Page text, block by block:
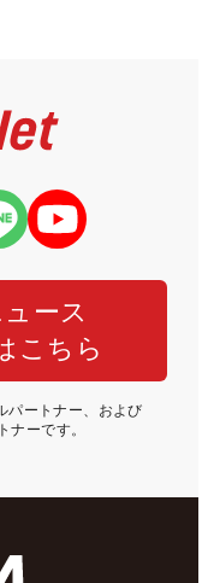
ース
こちら
パートナー、および
ナーです。